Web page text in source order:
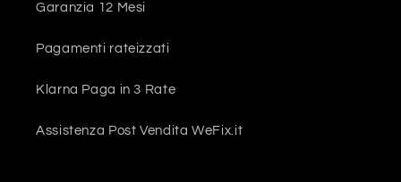
Garanzia 12 Mesi
Pagamenti rateizzati
Klarna Paga in 3 Rate
Assistenza Post Vendita WeFix.it